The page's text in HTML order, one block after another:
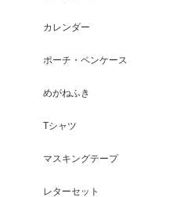
カレンダー
ポーチ・ペンケース
めがねふき
Tシャツ
マスキングテープ
レターセット